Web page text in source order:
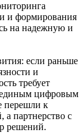
и формирования
на надежную и
если раньше
и
требует
единым цифровым
перешли к
партнерство с
решений.